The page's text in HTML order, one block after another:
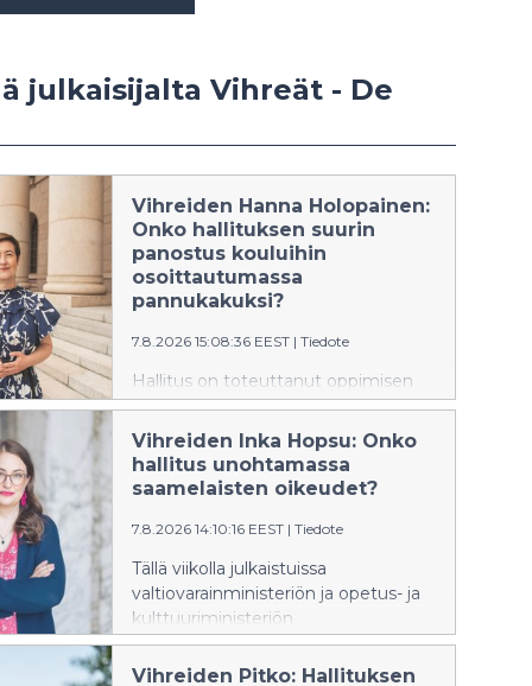
julkaisijalta Vihreät - De
Vihreiden Hanna Holopainen:
Onko hallituksen suurin
panostus kouluihin
osoittautumassa
pannukakuksi?
7.8.2026 15:08:36 EEST | Tiedote
Hallitus on toteuttanut oppimisen
tuen uudistuksen, jonka oli tarkoitus
vahvistaa lasten ja nuorten kouluissa
saamaa tukea. Nyt näyttää siltä, että
jopa puolessa kunnista on vaikeuksia
mukaista tukea ja osassa kuntia jopa
kansanedustaja Hanna Holopainen
vaatii, että hallitus ryhtyy korjaaviin
toimenpiteisiin.
Vihreiden Inka Hopsu: Onko
hallitus unohtamassa
saamelaisten oikeudet?
7.8.2026 14:10:16 EEST | Tiedote
Tällä viikolla julkaistuissa
valtiovarainministeriön ja opetus- ja
kulttuuriministeriön
budjettiesityksissä saamenkieliselle
oppimateriaalille varattua tukea
Vihreiden Pitko: Hallituksen